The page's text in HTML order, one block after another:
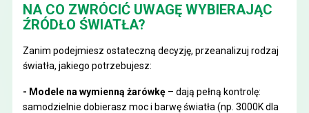
NA CO ZWRÓCIĆ UWAGĘ WYBIERAJĄC
ŹRÓDŁO ŚWIATŁA?
Zanim podejmiesz ostateczną decyzję, przeanalizuj rodzaj
światła, jakiego potrzebujesz:
- Modele na wymienną żarówkę– dają pełną kontrolę:
samodzielnie dobierasz moc i barwę światła (np. 3000K dla